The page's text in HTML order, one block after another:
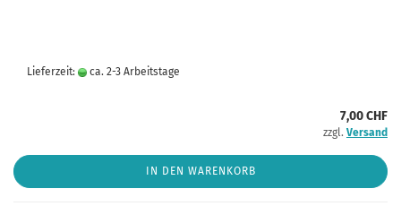
Lieferzeit: ca. 2-3 Arbeitstage
7,00 CHF
zzgl. Versand
IN DEN WARENKORB